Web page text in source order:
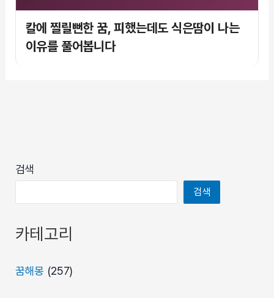
칼에 찔릴뻔한 꿈, 피했는데도 식은땀이 나는
이유를 풀어봅니다
검색
검색
카테고리
꿈해몽 (257)